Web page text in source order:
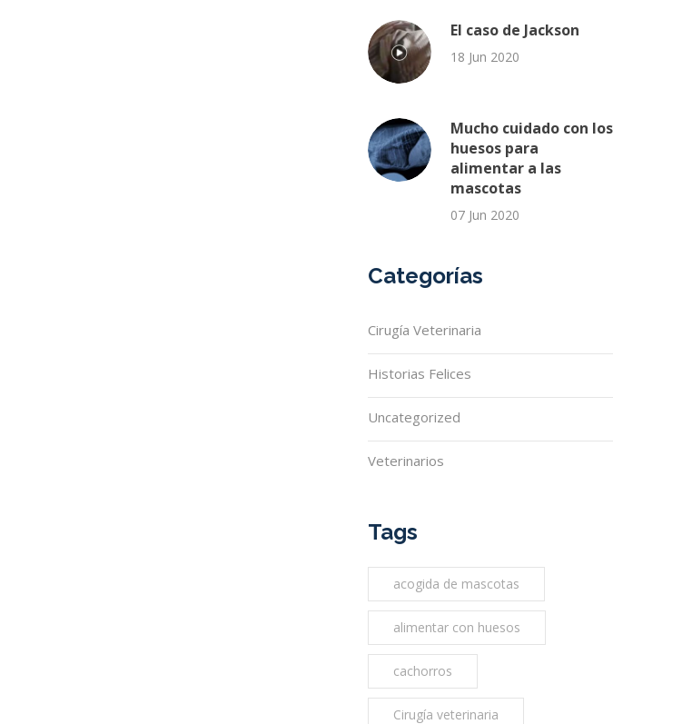
El caso de Jackson
18 Jun 2020
Mucho cuidado con los
huesos para
alimentar a las
mascotas
07 Jun 2020
Categorías
Cirugía Veterinaria
Historias Felices
Uncategorized
Veterinarios
Tags
acogida de mascotas
alimentar con huesos
cachorros
Cirugía veterinaria